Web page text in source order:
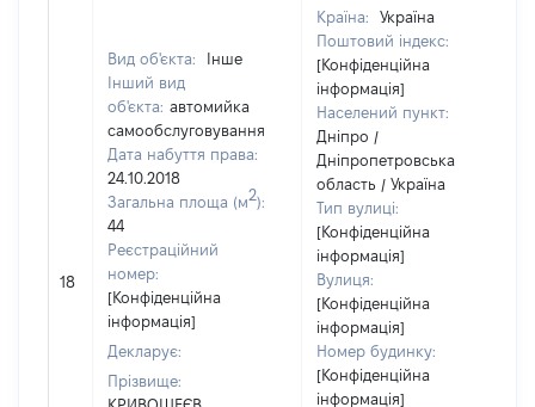
18
Вид об'єкта:
Інше
Інший вид
об'єкта: автомийка
самообслуговування
Дата набуття права:
24.10.2018
Загальна площа (м2):
44
Реєстраційний
номер:
[Конфіденційна
інформація]
Декларує:
Прізвище:
Країна:
Україна
Поштовий індекс:
[Конфіденційна
інформація]
Населений пункт:
Дніпро /
Дніпропетровська
область / Україна
Тип вулиці:
[Конфіденційна
інформація]
Вулиця:
[Конфіденційна
інформація]
Номер будинку:
[Конфіденційна
інформація]